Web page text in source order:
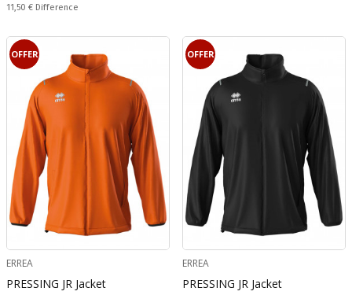
Спестявате:
11,50 € Difference
OFFER
ERREA
PRESSING JR Jacket
OFFER
ERREA
PRESSING JR Jacket